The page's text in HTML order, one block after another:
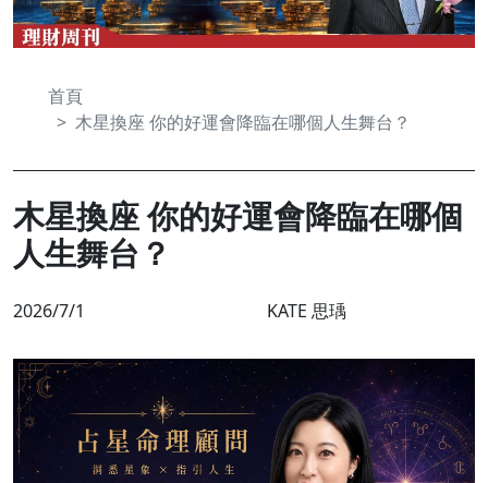
首頁
木星換座 你的好運會降臨在哪個人生舞台？
木星換座 你的好運會降臨在哪個
人生舞台？
2026/7/1 KATE 思瑀